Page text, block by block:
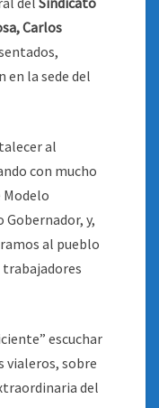
Carlos
en la sede del
al
con mucho
Modelo
Gobernador, y,
al pueblo
escuchar
vialeros, sobre
del